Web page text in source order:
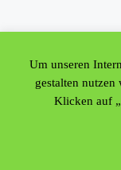
JOHN
Deutsche
Um unseren
gestalten nutzen
Klicken auf